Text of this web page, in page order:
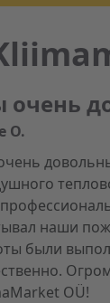
очень
O.
наши
были
OÜ!